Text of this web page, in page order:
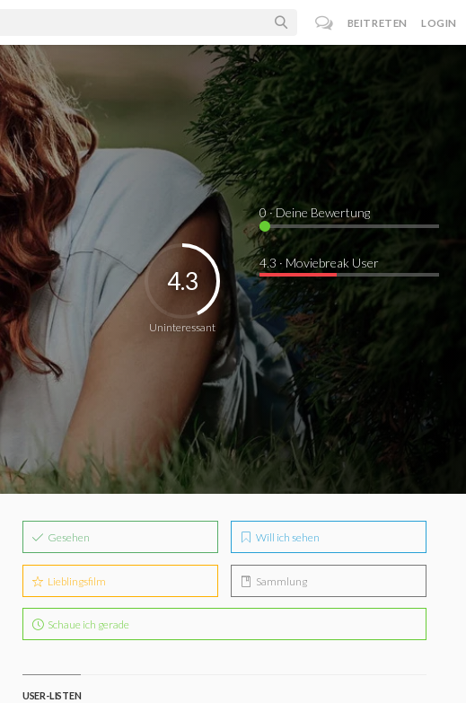
BEITRETEN LOGIN
Uninteressant
4.3
0· Deine Bewertung
4.3 · Moviebreak User
Gesehen Will ich sehen
Lieblingsfilm Sammlung
Schaue ich gerade
USER-LISTEN